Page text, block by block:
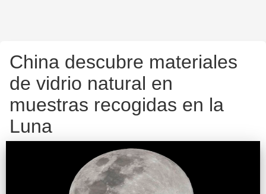
China descubre materiales
de vidrio natural en
muestras recogidas en la
Luna